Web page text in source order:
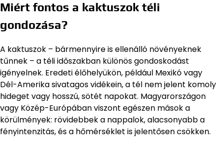
Miért fontos a kaktuszok téli
gondozása?
A kaktuszok – bármennyire is ellenálló növényeknek
tűnnek – a téli időszakban különös gondoskodást
igényelnek. Eredeti élőhelyükön, például Mexikó vagy
Dél-Amerika sivatagos vidékein, a tél nem jelent komoly
hideget vagy hosszú, sötét napokat. Magyarországon
vagy Közép-Európában viszont egészen mások a
körülmények: rövidebbek a nappalok, alacsonyabb a
fényintenzitás, és a hőmérséklet is jelentősen csökken.